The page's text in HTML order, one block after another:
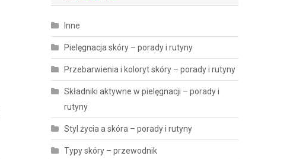
Inne
Pielęgnacja skóry – porady i rutyny
Przebarwienia i koloryt skóry – porady i rutyny
Składniki aktywne w pielęgnacji – porady i
rutyny
Styl życia a skóra – porady i rutyny
Typy skóry – przewodnik